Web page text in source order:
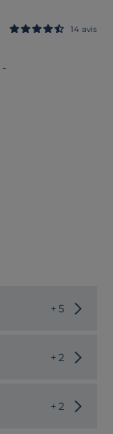
-
14 avis
+ 5
+ 2
+ 2